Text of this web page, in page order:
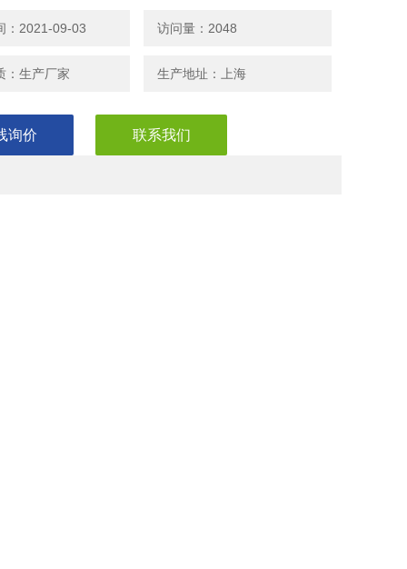
：2021-09-03 访问量：2048
：生产厂家 生产地址：上海
询价 联系我们